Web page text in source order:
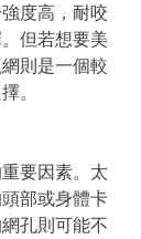
度高，耐咬
但若想要美
則是一個較
。
要因素。太
部或身體卡
孔則可能不